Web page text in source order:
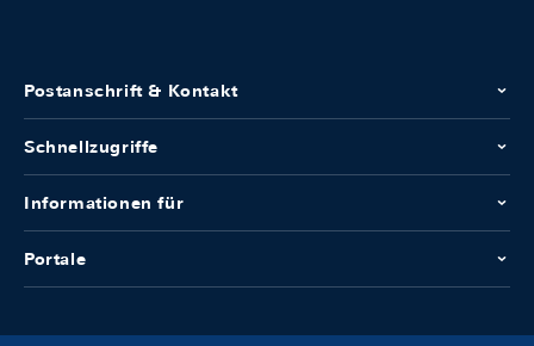
Postanschrift & Kontakt
Schnellzugriffe
Informationen für
Portale